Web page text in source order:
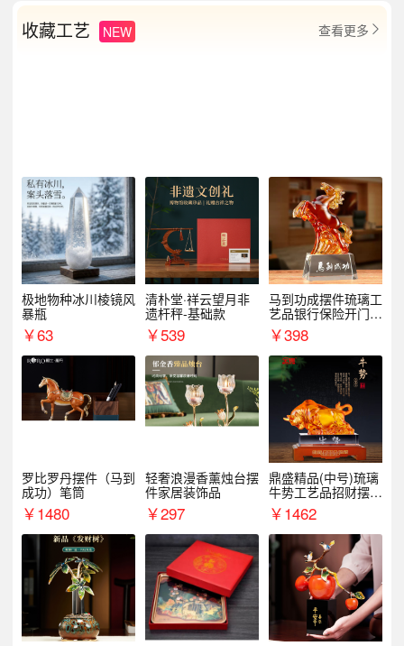
收藏工艺 NEW 查看更多 
极地物种冰川棱镜风
暴瓶
￥63
清朴堂·祥云望月非
遗杆秤-基础款
￥539
马到功成摆件琉璃工
艺品银行保险开门红
周年庆典伴手礼表彰
礼品
￥398
罗比罗丹摆件（马到
成功）笔筒
￥1480
轻奢浪漫香薰烛台摆
件家居装饰品
￥297
鼎盛精品(中号)琉璃
牛势工艺品招财摆件
银行企业商务上市礼
品
￥1462